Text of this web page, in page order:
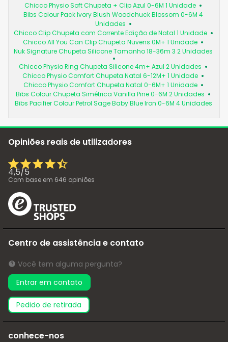
Chicco Physio Soft Chupeta + Clip Azul 0-6M 1 Unidade
Bibs Colour Pack Ivory Blush Woodchuck Blossom 0-6M 4
Unidades
Chicco Clip Chupeta com Corrente Edição de Natal 1 Unidade
Chicco All You Can Clip Chupeta Nuvens 0M+ 1 Unidade
Nuk Signature Chupeta Silicone Tamanho 18-36m 3 2 Unidades
Chicco Physio Ring Chupeta Silicone 4m+ Azul 2 Unidades
Chicco Physio Comfort Chupeta Natal 6-12M+ 1 Unidade
Chicco Physio Comfort Chupeta Natal 0-6M+ 1 Unidade
Bibs Colour Chupeta Simétrica Vanilla Pine 0-6M 2 Unidades
Bibs Pacifier Colour Petrol Sage Baby Blue Iron 0-6M 4 Unidades
Opiniões reais de utilizadores
4,5/5
Com base em 646 opiniões
Centro de assistência e contato
Você tem alguma pergunta?
Entrar em contato
pedido de retirada
conhece-nos